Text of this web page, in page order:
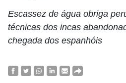
Escassez de água obriga
técnicas dos incas
chegada dos espanhóis